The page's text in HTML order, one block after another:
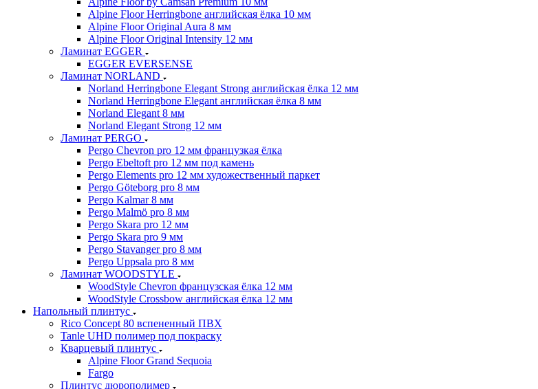
Alpine Floor Herringbone английская ёлка 10 мм
Alpine Floor Original Aura 8 мм
Alpine Floor Original Intensity 12 мм
Ламинат EGGER
EGGER EVERSENSE
Ламинат NORLAND
Norland Herringbone Elegant Strong английская ёлка 12 мм
Norland Herringbone Elegant английская ёлка 8 мм
Norland Elegant 8 мм
Norland Elegant Strong 12 мм
Ламинат PERGO
Pergo Chevron pro 12 мм французкая ёлка
Pergo Ebeltoft pro 12 мм под камень
Pergo Elements pro 12 мм художественный паркет
Pergo Göteborg pro 8 мм
Pergo Kalmar 8 мм
Pergo Malmö pro 8 мм
Pergo Skara pro 12 мм
Pergo Skara pro 9 мм
Pergo Stavanger pro 8 мм
Pergo Uppsala pro 8 мм
Ламинат WOODSTYLE
WoodStyle Chevron французская ёлка 12 мм
WoodStyle Crossbow английская ёлка 12 мм
Напольный плинтус
Rico Concept 80 вспененный ПВХ
Tanle UHD полимер под покраску
Кварцевый плинтус
Alpine Floor Grand Sequoia
Fargo
Плинтус дюрополимер